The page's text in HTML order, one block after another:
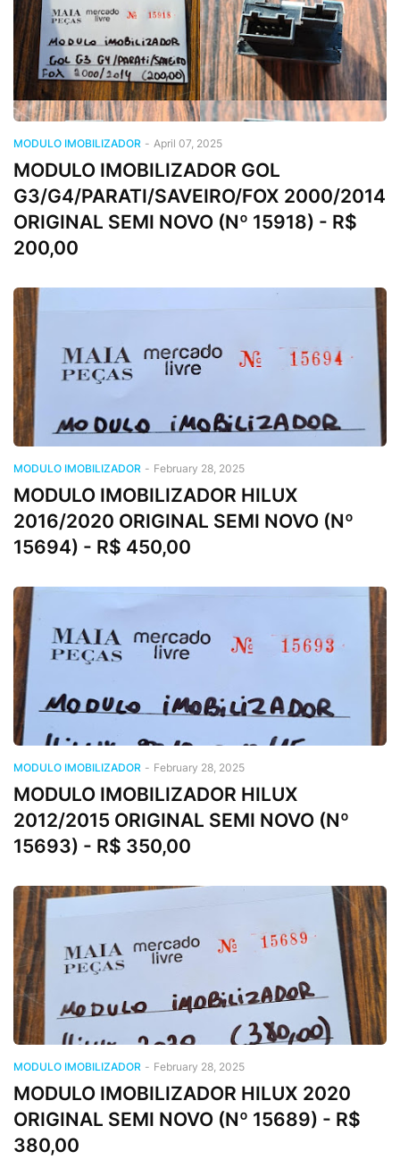
MODULO IMOBILIZADOR - April 07, 2025
MODULO IMOBILIZADOR GOL
G3/G4/PARATI/SAVEIRO/FOX 2000/2014
ORIGINAL SEMI NOVO (Nº 15918) - R$
200,00
MODULO IMOBILIZADOR - February 28, 2025
MODULO IMOBILIZADOR HILUX
2016/2020 ORIGINAL SEMI NOVO (Nº
15694) - R$ 450,00
MODULO IMOBILIZADOR - February 28, 2025
MODULO IMOBILIZADOR HILUX
2012/2015 ORIGINAL SEMI NOVO (Nº
15693) - R$ 350,00
MODULO IMOBILIZADOR - February 28, 2025
MODULO IMOBILIZADOR HILUX 2020
ORIGINAL SEMI NOVO (Nº 15689) - R$
380,00